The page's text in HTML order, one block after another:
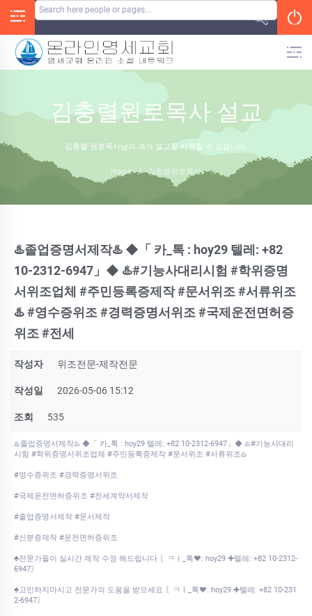
김충렬원로목사 설교
김충렬 원로목사님의 과거 설교를 시청할 수 있습니다.
Home / 김충렬원로목사
♨️졸업증명서제작♨️ ◆「 카_톡 : hoy29 텔레: +82
10-2312-6947」◆ ♨️#기능사대리시험 #학위증명
서위조업체 #주민등록증제작 #문서위조 #서류위조
♨️ #영수증위조 #경력증명서위조 #국제운전면허증
위조 #전세
작성자 위조전문-제작전문
작성일 2026-05-06 15:12
조회 535
♨️졸업증명서제작♨️ ◆「 카_톡 : hoy29 텔레: +82 10-2312-6947」◆ ♨️#기능사대리
시험 #학위증명서위조업체 #주민등록증제작 #문서위조 #서류위조♨️
#영수증위조 #경력증명서위조
#국제운전면허증위조 #전세계약서제작
#졸업증명서제작 #문서제작
#신분증제작 #운전면허증위조
♣전문가들이 실시간 제작 수정 해드립니다 〖ㅋㅏ_톡♥: hoy29 ✚텔레: +82 10-2312-
6947〗
♣고민하지마시고 전문가의 도움을 받으세요 〖ㅋㅏ_톡♥: hoy29 ✚텔레: +82 10-231
2-6947〗